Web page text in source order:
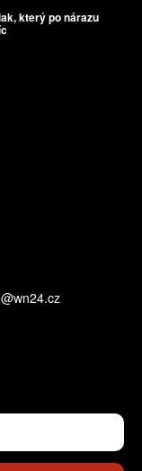
který po nárazu